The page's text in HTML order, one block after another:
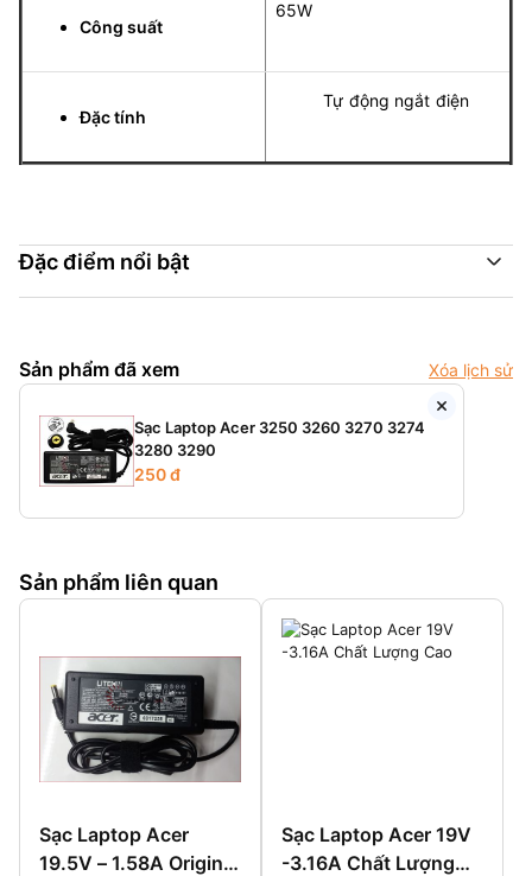
Công suất
65W
Đặc tính
Tự động ngắt điện
Đặc điểm nổi bật
Sản phẩm đã xem Xóa lịch sử
Sạc Laptop Acer 3250 3260 3270 3274
3280 3290
250 đ
Sản phẩm liên quan
Sạc Laptop Acer
19.5V – 1.58A Original
Sạc Laptop Acer 19V
-3.16A Chất Lượng